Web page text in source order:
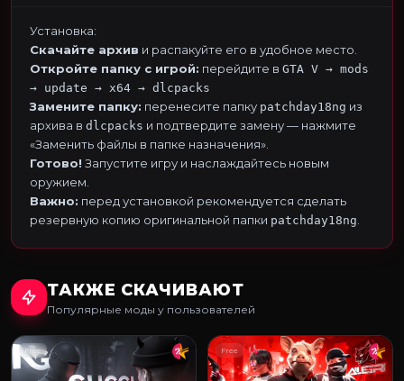
Установка:
Скачайте архив и распакуйте его в удобное место.
Откройте папку с игрой: перейдите в GTA V → mods
→ update → x64 → dlcpacks
Замените папку: перенесите папку patchday18ng из
архива в dlcpacks и подтвердите замену — нажмите
«Заменить файлы в папке назначения».
Готово! Запустите игру и наслаждайтесь новым
оружием.
Важно: перед установкой рекомендуется сделать
резервную копию оригинальной папки patchday18ng
ТАКЖЕ СКАЧИВАЮТ
Популярные моды у пользователей
Free Free